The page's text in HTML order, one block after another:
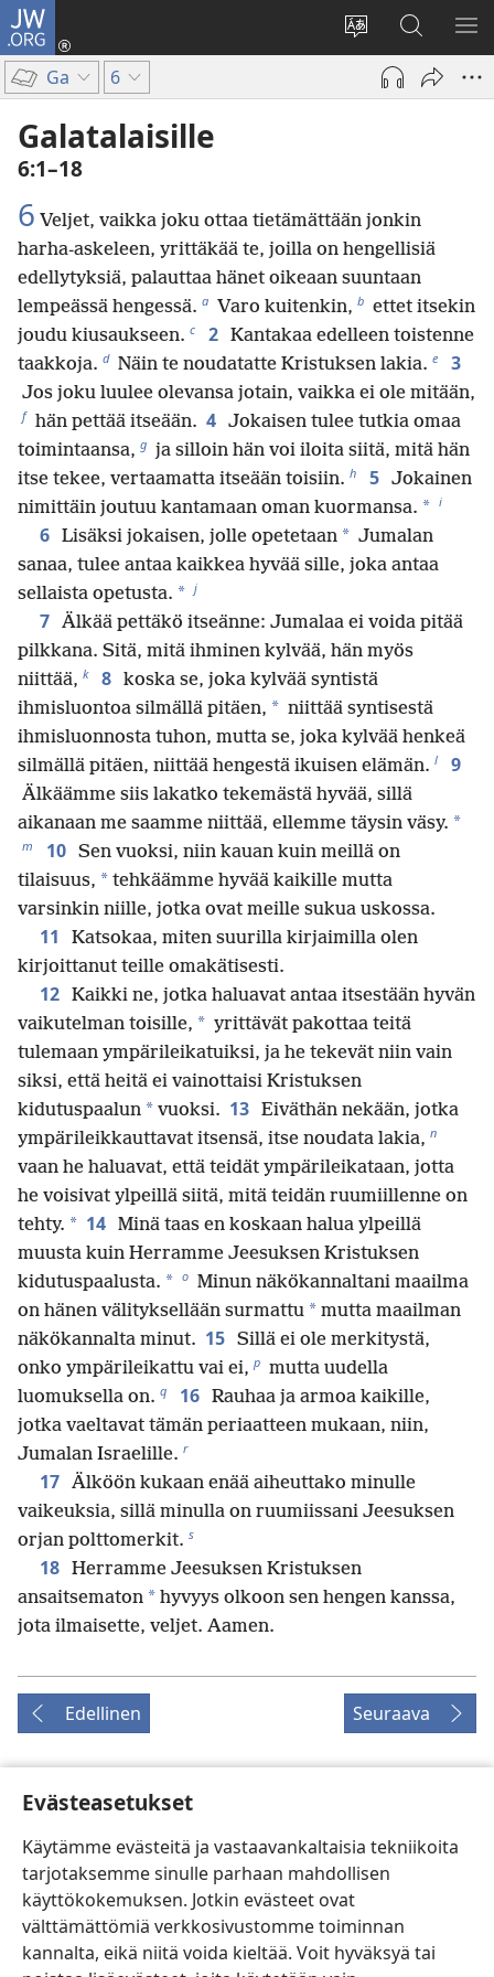
Evästeasetukset
Käytämme evästeitä ja vastaavankaltaisia tekniikoita
tarjotaksemme sinulle parhaan mahdollisen
käyttökokemuksen. Jotkin evästeet ovat
välttämättömiä verkkosivustomme toiminnan
kannalta, eikä niitä voida kieltää. Voit hyväksyä tai
JW.ORG
Vaihda
sivuston
kieli
Kirjaudu
(avaa
ikkunan)
Hae
JW.ORG-
sivustolta
Ga 6
Galatalaisille
6:1–18
6 Veljet, vaikka joku ottaa tietämättään jonkin
harha-askeleen, yrittäkää te, joilla on hengellisiä
edellytyksiä, palauttaa hänet oikeaan suuntaan
lempeässä hengessä. a Varo kuitenkin, b ettet itsekin
joudu kiusaukseen. c 2 Kantakaa edelleen toistenne
taakkoja. d Näin te noudatatte Kristuksen lakia. e 3
Jos joku luulee olevansa jotain, vaikka ei ole mitään,
f hän pettää itseään. 4 Jokaisen tulee tutkia omaa
toimintaansa, g ja silloin hän voi iloita siitä, mitä hän
itse tekee, vertaamatta itseään toisiin. h 5 Jokainen
nimittäin joutuu kantamaan oman kuormansa. * i
6 Lisäksi jokaisen, jolle opetetaan * Jumalan
sanaa, tulee antaa kaikkea hyvää sille, joka antaa
sellaista opetusta. * j
7 Älkää pettäkö itseänne: Jumalaa ei voida pitää
pilkkana. Sitä, mitä ihminen kylvää, hän myös
niittää, k 8 koska se, joka kylvää syntistä
ihmisluontoa silmällä pitäen, * niittää syntisestä
ihmisluonnosta tuhon, mutta se, joka kylvää henkeä
silmällä pitäen, niittää hengestä ikuisen elämän. l 9
Älkäämme siis lakatko tekemästä hyvää, sillä
aikanaan me saamme niittää, ellemme täysin väsy. *
m 10 Sen vuoksi, niin kauan kuin meillä on
tilaisuus, * tehkäämme hyvää kaikille mutta
varsinkin niille, jotka ovat meille sukua uskossa.
11
Katsokaa, miten suurilla kirjaimilla olen
kirjoittanut teille omakätisesti.
12 Kaikki ne, jotka haluavat antaa itsestään hyvän
vaikutelman toisille, * yrittävät pakottaa teitä
tulemaan ympärileikatuiksi, ja he tekevät niin vain
siksi, että heitä ei vainottaisi Kristuksen
kidutuspaalun * vuoksi. 13 Eiväthän nekään, jotka
ympärileikkauttavat itsensä, itse noudata lakia, n
vaan he haluavat, että teidät ympärileikataan, jotta
he voisivat ylpeillä siitä, mitä teidän ruumiillenne on
tehty. * 14 Minä taas en koskaan halua ylpeillä
muusta kuin Herramme Jeesuksen Kristuksen
kidutuspaalusta. * o Minun näkökannaltani maailma
on hänen välityksellään surmattu * mutta maailman
näkökannalta minut. 15 Sillä ei ole merkitystä,
onko ympärileikattu vai ei, p mutta uudella
luomuksella on. q 16 Rauhaa ja armoa kaikille,
jotka vaeltavat tämän periaatteen mukaan, niin,
Jumalan Israelille. r
17 Älköön kukaan enää aiheuttako minulle
vaikeuksia, sillä minulla on ruumiissani Jeesuksen
orjan polttomerkit. s
18 Herramme Jeesuksen Kristuksen
ansaitsematon * hyvyys olkoon sen hengen kanssa,
jota ilmaisette, veljet. Aamen.
Edellinen Seuraava
Copyright©2026 Watch Tower Bible and Tract Society of
Pennsylvania.
KÄYTTÖEHDOT|TIETOSUOJAKÄYTÄNTÖ|EVÄSTEASETUKSET